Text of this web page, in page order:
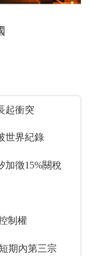
起衝突
世界紀錄
徵15%關稅
霍峽控制權
期內第三宗